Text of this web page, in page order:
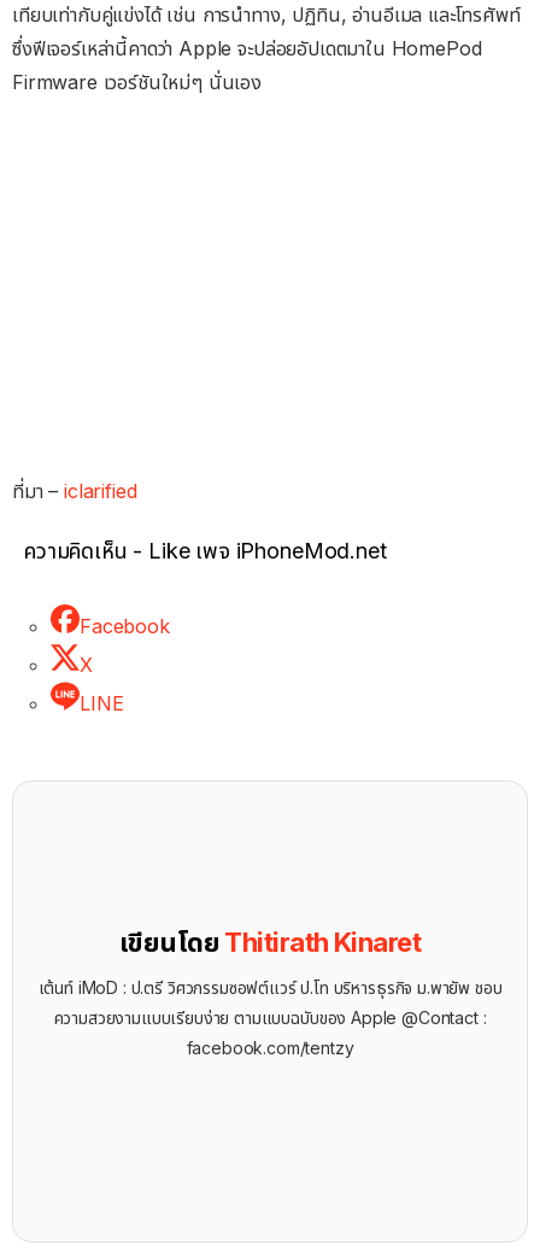
เทียบเท่ากับคู่แข่งได้ เช่น การนำทาง, ปฏิทิน, อ่านอีเมล และโทรศัพท์
ซึ่งฟีเจอร์เหล่านี้คาดว่า Apple จะปล่อยอัปเดตมาใน HomePod
Firmware เวอร์ชันใหม่ๆ นั่นเอง
ที่มา –iclarified
ความคิดเห็น - Like เพจ iPhoneMod.net
Facebook
X
LINE
เขียนโดย Thitirath Kinaret
เต้นท์ iMoD : ป.ตรี วิศวกรรมซอฟต์แวร์ ป.โท บริหารธุรกิจ ม.พายัพ ชอบ
ความสวยงามแบบเรียบง่าย ตามแบบฉบับของ Apple @Contact :
facebook.com/tentzy